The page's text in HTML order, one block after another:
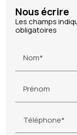
Nous écrire
Les champs
obligatoires
Nom*
Prénom
Téléphone*